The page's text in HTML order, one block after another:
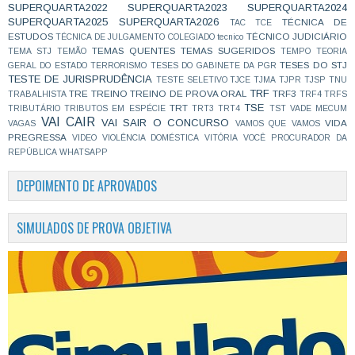
SUPERQUARTA2022
SUPERQUARTA2023
SUPERQUARTA2024
SUPERQUARTA2025
SUPERQUARTA2026 TAC TCE
TÉCNICA DE
ESTUDOS TÉCNICA DE JULGAMENTO COLEGIADO tecnico TÉCNICO JUDICIÁRIO
TEMA STJ TEMÃO TEMAS QUENTES TEMAS SUGERIDOS TEMPO
TEORIA
GERAL DO ESTADO TERRORISMO TESES DO GABINETE DA PGR TESES DO STJ
TESTE DE JURISPRUDÊNCIA TESTE SELETIVO TJCE TJMA TJPR TJSP TNU
TRABALHISTA TRE TREINO TREINO DE PROVA ORAL TRF TRF3 TRF4 TRFS
TRIBUTÁRIO TRIBUTOS EM ESPÉCIE TRT TRT3 TRT4 TSE TST VADE MECUM
VAGAS
VAI CAIR VAI SAIR O CONCURSO VAMOS QUE VAMOS VIDA
PREGRESSA
VIDEO VIOLÊNCIA DOMÉSTICA VITÓRIA
VOCÊ PROCURADOR DA
REPÚBLICA WHATSAPP
DEPOIMENTO DE APROVADOS
SIMULADOS DE PROVA OBJETIVA